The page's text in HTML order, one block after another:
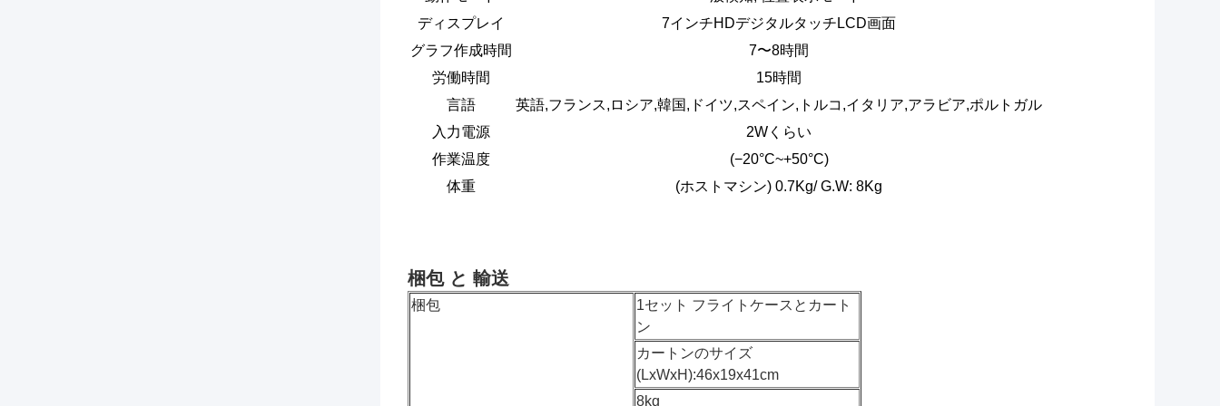
ディスプレイ
7インチHDデジタルタッチLCD画面
グラフ作成時間
7〜8時間
労働時間
15時間
言語
英語,フランス,ロシア,韓国,ドイツ,スペイン,トルコ,イタリア,アラビア,ポルトガル
入力電源
2Wくらい
作業温度
(−20°C~+50°C)
体重
(ホストマシン) 0.7Kg/ G.W: 8Kg
梱包 と 輸送
梱包
1セット フライトケースとカート
ン
カートンのサイズ
(LxWxH):46x19x41cm
8kg